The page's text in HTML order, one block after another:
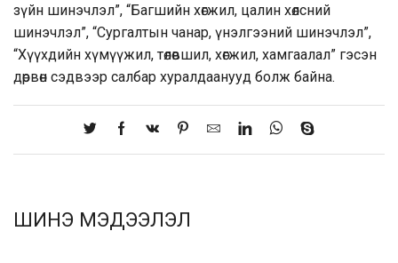
зүйн шинэчлэл”, “Багшийн хөгжил, цалин хөлсний
шинэчлэл”, “Сургалтын чанар, үнэлгээний шинэчлэл”,
“Хүүхдийн хүмүүжил, төлөвшил, хөгжил, хамгаалал” гэсэн
дөрвөн сэдвээр салбар хуралдаанууд болж байна.
ШИНЭ МЭДЭЭЛЭЛ